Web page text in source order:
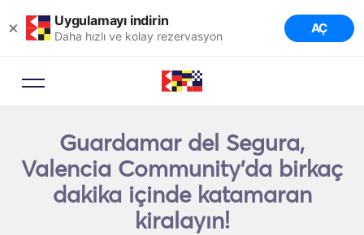
× Uygulamayı indirin
Daha hızlı ve kolay rezervasyon AÇ
Guardamar del Segura,
Valencia Community'da birkaç
dakika içinde katamaran
kiralayın!